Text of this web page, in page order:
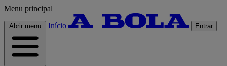
Menu principal
Abrir menu Início Entrar